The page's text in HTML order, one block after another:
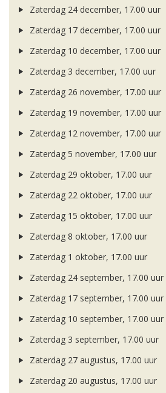
Zaterdag 24 december, 17.00 uur
Zaterdag 17 december, 17.00 uur
Zaterdag 10 december, 17.00 uur
Zaterdag 3 december, 17.00 uur
Zaterdag 26 november, 17.00 uur
Zaterdag 19 november, 17.00 uur
Zaterdag 12 november, 17.00 uur
Zaterdag 5 november, 17.00 uur
Zaterdag 29 oktober, 17.00 uur
Zaterdag 22 oktober, 17.00 uur
Zaterdag 15 oktober, 17.00 uur
Zaterdag 8 oktober, 17.00 uur
Zaterdag 1 oktober, 17.00 uur
Zaterdag 24 september, 17.00 uur
Zaterdag 17 september, 17.00 uur
Zaterdag 10 september, 17.00 uur
Zaterdag 3 september, 17.00 uur
Zaterdag 27 augustus, 17.00 uur
Zaterdag 20 augustus, 17.00 uur